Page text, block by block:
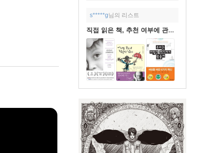
s*****g님의 리스트
직접 읽은 책, 추천 여부에 관한 언급